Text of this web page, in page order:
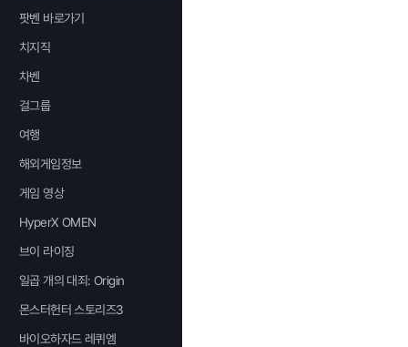
팟벤 바로가기
치지직
차벤
걸그룹
여행
해외게임정보
게임 영상
HyperX OMEN
브이 라이징
일곱 개의 대죄: Origin
몬스터헌터 스토리즈3
바이오하자드 레퀴엠